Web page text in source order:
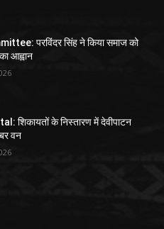
परविंदर सिंह ने किया समाज को
आह्वान
शिकायतों के निस्तारण में देवीपाटन
वन